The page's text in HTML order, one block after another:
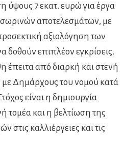
ύψους 7 εκατ. ευρώ για έργα
αποτελεσμάτων, με
αξιολόγηση των
δοθούν επιπλέον εγκρίσεις.
έπειτα από διαρκή και στενή
Δημάρχους του νομού κατά
είναι η δημιουργία
τομέα και η βελτίωση της
καλλιέργειες και τις